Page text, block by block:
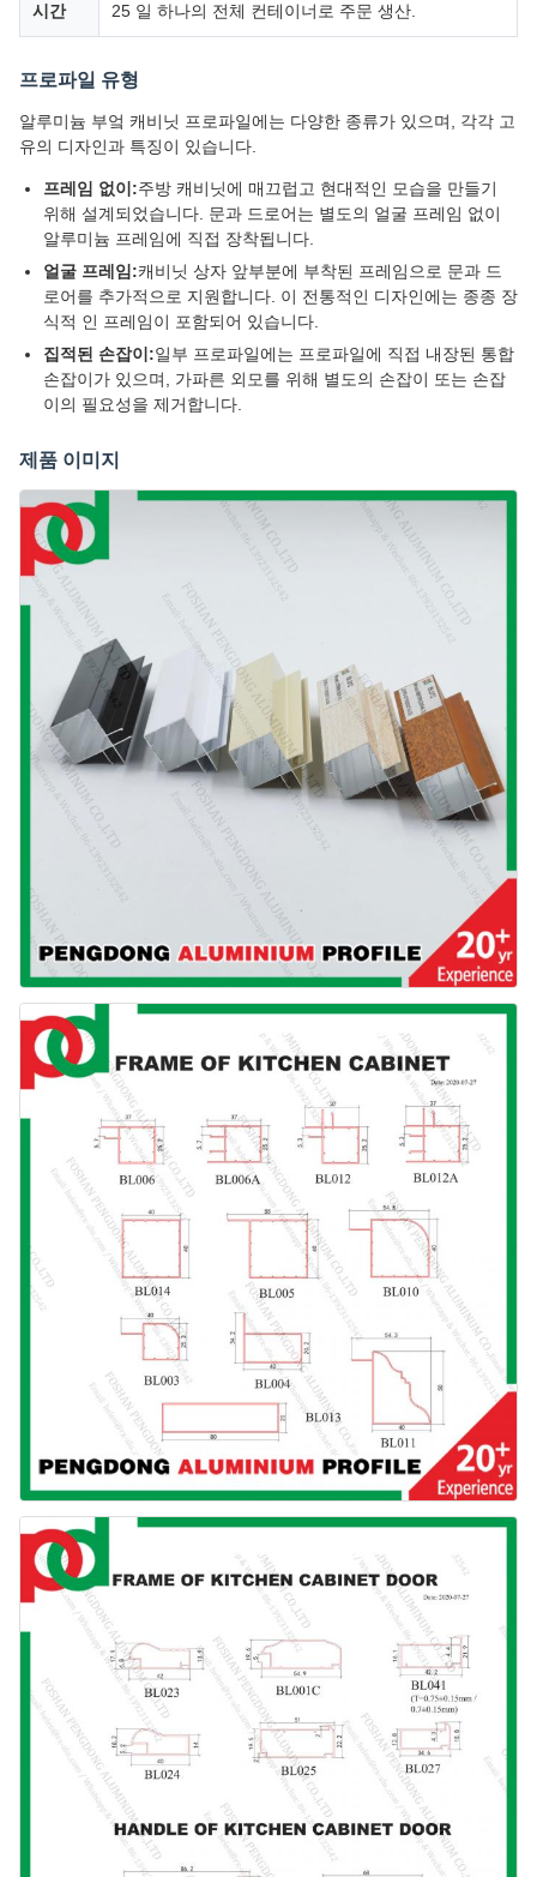
시간
25 일 하나의 전체 컨테이너로 주문 생산.
프로파일 유형
알루미늄 부엌 캐비닛 프로파일에는 다양한 종류가 있으며, 각각 고
유의 디자인과 특징이 있습니다.
프레임 없이:주방 캐비닛에 매끄럽고 현대적인 모습을 만들기
위해 설계되었습니다. 문과 드로어는 별도의 얼굴 프레임 없이
알루미늄 프레임에 직접 장착됩니다.
얼굴 프레임:캐비닛 상자 앞부분에 부착된 프레임으로 문과 드
로어를 추가적으로 지원합니다. 이 전통적인 디자인에는 종종 장
식적 인 프레임이 포함되어 있습니다.
집적된 손잡이:일부 프로파일에는 프로파일에 직접 내장된 통합
손잡이가 있으며, 가파른 외모를 위해 별도의 손잡이 또는 손잡
이의 필요성을 제거합니다.
제품 이미지